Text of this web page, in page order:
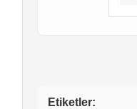
Etiketler: